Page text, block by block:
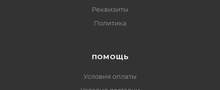
Реквизиты
Политика
ПОМОЩЬ
Условия оплаты